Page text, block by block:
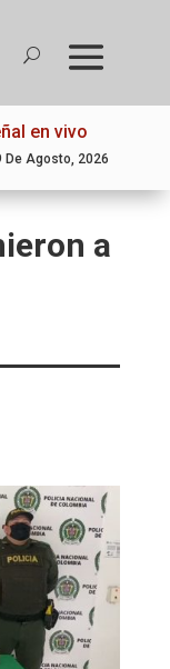
en vivo
De Agosto, 2026
a